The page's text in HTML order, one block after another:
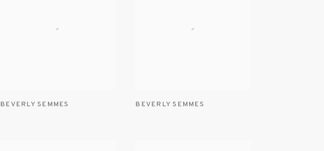
BEVERLY SEMMES BEVERLY SEMMES